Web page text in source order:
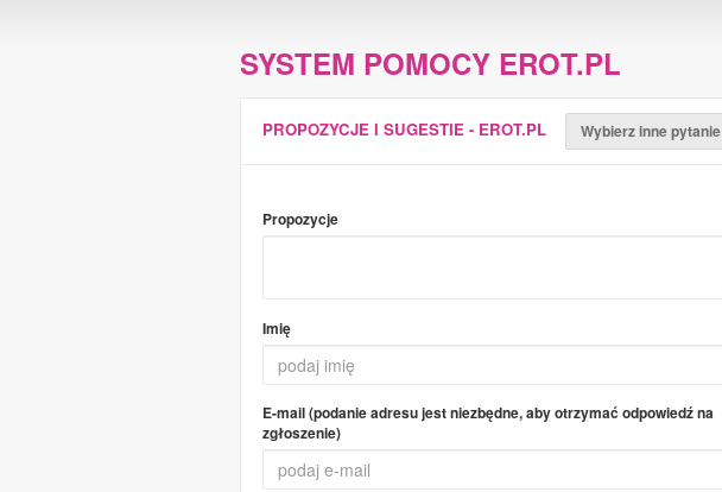
SYSTEM POMOCY EROT.PL
PROPOZYCJE I SUGESTIE - EROT.PL Wybierz inne pytanie
Propozycje
Imię
E-mail (podanie adresu jest niezbędne, aby otrzymać odpowiedź na
zgłoszenie)